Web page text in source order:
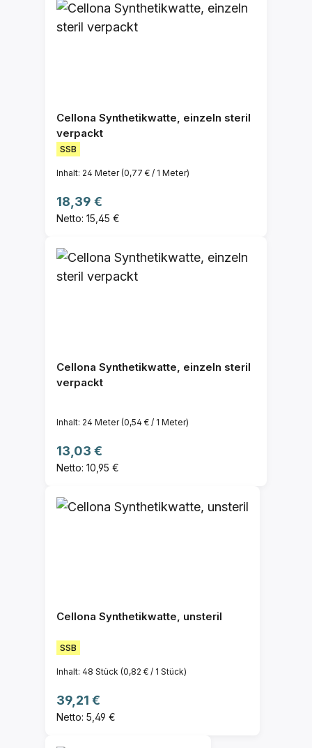
Cellona Synthetikwatte, einzeln steril
verpackt
SSB
Inhalt: 24 Meter(0,77 € / 1 Meter)
Regulärer Preis:
18,39 €
Netto: 15,45 €
Cellona Synthetikwatte, einzeln steril
verpackt
Inhalt: 24 Meter(0,54 € / 1 Meter)
Regulärer Preis:
13,03 €
Netto: 10,95 €
Cellona Synthetikwatte, unsteril
SSB
Inhalt: 48 Stück (0,82 € / 1 Stück)
Regulärer Preis:
39,21 €
Netto: 5,49 €